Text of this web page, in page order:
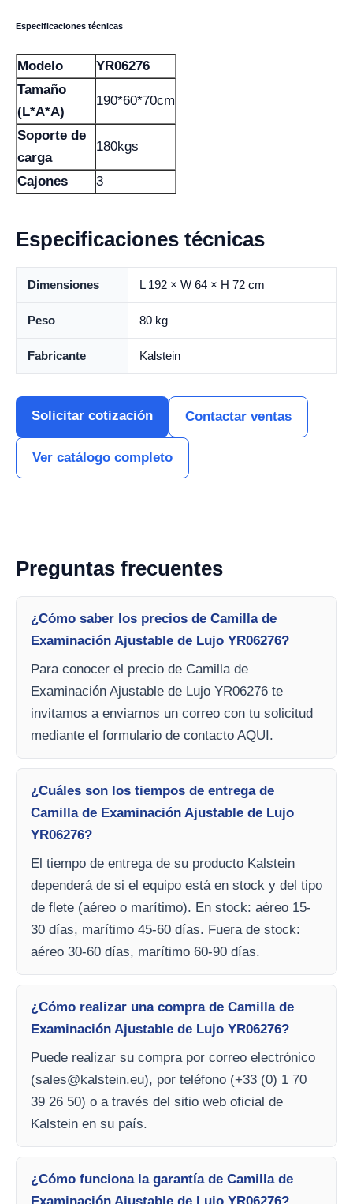
Especificaciones técnicas
Modelo
YR06276
Tamaño
(L*A*A)
190*60*70cm
Soporte de
carga
180kgs
Cajones 3
Especificaciones técnicas
Dimensiones L 192 × W 64 × H 72 cm
Peso 80 kg
Fabricante Kalstein
Solicitar cotización Contactar ventas
Ver catálogo completo
Preguntas frecuentes
¿Cómo saber los precios de Camilla de
Examinación Ajustable de Lujo YR06276?
Para conocer el precio de Camilla de
Examinación Ajustable de Lujo YR06276 te
invitamos a enviarnos un correo con tu solicitud
mediante el formulario de contacto AQUI.
¿Cuáles son los tiempos de entrega de
Camilla de Examinación Ajustable de Lujo
YR06276?
El tiempo de entrega de su producto Kalstein
dependerá de si el equipo está en stock y del tipo
de flete (aéreo o marítimo). En stock: aéreo 15-
30 días, marítimo 45-60 días. Fuera de stock:
aéreo 30-60 días, marítimo 60-90 días.
¿Cómo realizar una compra de Camilla de
Examinación Ajustable de Lujo YR06276?
Puede realizar su compra por correo electrónico
(sales@kalstein.eu), por teléfono (+33 (0) 1 70
39 26 50) o a través del sitio web oficial de
Kalstein en su país.
¿Cómo funciona la garantía de Camilla de